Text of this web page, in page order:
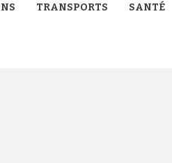
TRANSPORTS SANTÉ